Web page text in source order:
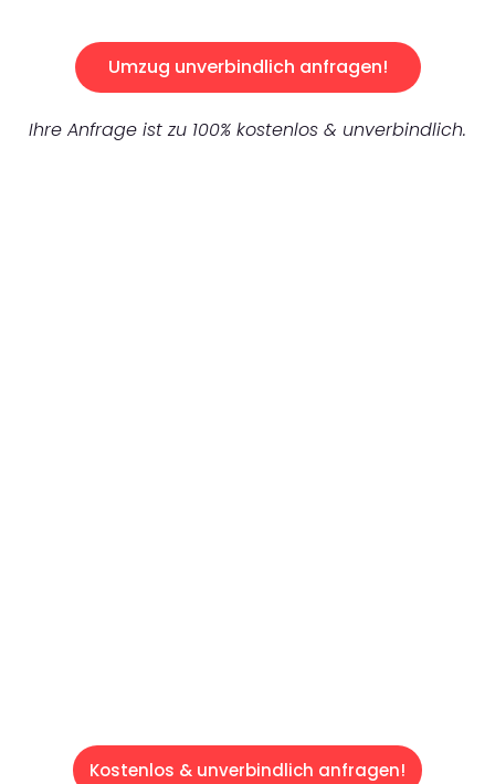
Umzug unverbindlich anfragen!
Ihre Anfrage ist zu 100% kostenlos & unverbindlich.
Kostenlos & unverbindlich anfragen!